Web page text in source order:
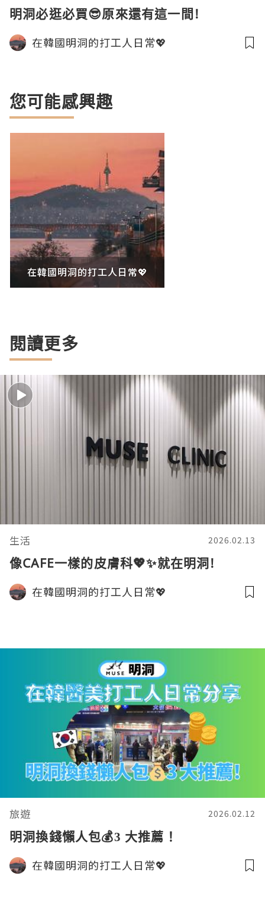
明洞必逛必買😎原來還有這一間!
在韓國明洞的打工人日常💖
您可能感興趣
在韓國明洞的打工人日常💖
閱讀更多
生活 2026.02.13
像CAFE一樣的皮膚科💖✨就在明洞!
在韓國明洞的打工人日常💖
旅遊 2026.02.12
明洞換錢懶人包💰3 大推薦！
在韓國明洞的打工人日常💖